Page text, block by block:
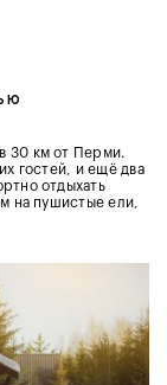
30 км от Перми.
гостей, и ещё два
отдыхать
на пушистые ели,